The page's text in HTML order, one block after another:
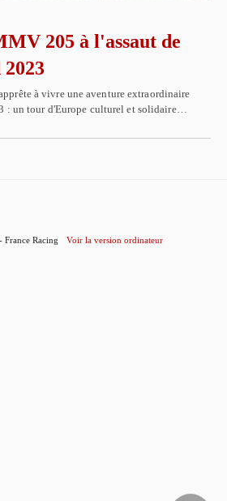
205 à l'assaut de
à vivre une aventure extraordinaire
: un tour d'Europe culturel et solidaire…
Racing Voir la version ordinateur